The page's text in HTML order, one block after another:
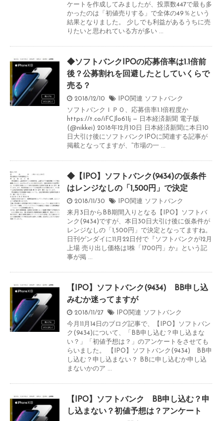
ケートを作成してみましたが、投票数447で最も多
かったのは「初値売りする」で全体の49％という
結果となりました。 少しでも利益があるうちに売
りたいと思われている方が多い ...
◆ソフトバンクIPOの応募倍率は1.1倍前
後？公募割れを回避したとしていくらで
売る？
2018/12/10 IPO関連 ソフトバンク
ソフトバンクＩＰＯ、応募倍率1.1倍程度か
https://t.co/iFCJlo61Ij — 日本経済新聞 電子版
(@nikkei) 2018年12月10日 日本経済新聞に本日10
日大引け後にソフトバンクIPOに関連する記事が
掲載となってますが、“市場の一 ...
◆【IPO】ソフトバンク(9434)の仮条件
はレンジなしの「1,500円」で決定
2018/11/30 IPO関連 ソフトバンク
来月3日からBB期間入りとなる【IPO】ソフトバ
ンク(9434)ですが、本日30日大引け後に仮条件が
レンジなしの「1,500円」で決定となってますね。
日刊ゲンダイに11月22日付で『ソフトバンクが12月
上場 売り出し価格は1株「1700円」か』という記
事が掲 ...
【IPO】ソフトバンク(9434) BB申し込
みむか迷ってますが
2018/11/27 IPO関連 ソフトバンク
今月11月14日のブログ記事で、【IPO】ソフトバン
ク(9434)について、「BB申し込む？申し込まな
い？」「初値予想は？」のアンケートをさせても
らいました。 【IPO】ソフトバンク(9434) BB申
し込む？申し込まない？ BBに申し込むか申し込
まないかのア ...
【IPO】ソフトバンク BB申し込む？申
し込まない？初値予想は？アンケート